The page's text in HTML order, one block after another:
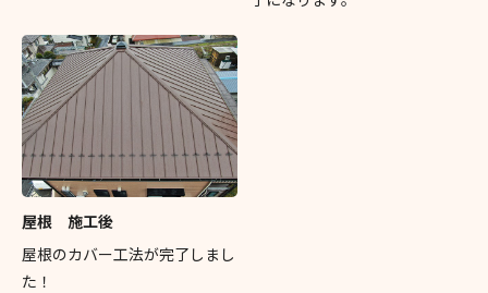
屋根 施工後
屋根のカバー工法が完了しまし
た！